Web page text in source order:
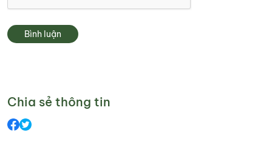
Bình luận
Chia sẻ thông tin